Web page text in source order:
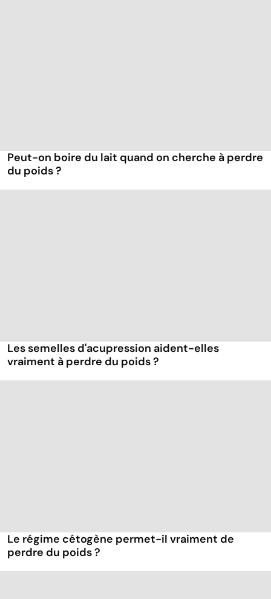
Peut-on boire du lait quand on cherche à perdre
du poids ?
Les semelles d'acupression aident-elles
vraiment à perdre du poids ?
Le régime cétogène permet-il vraiment de
perdre du poids ?